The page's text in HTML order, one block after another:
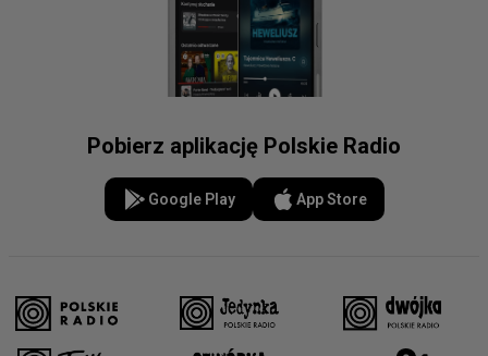
Pobierz aplikację Polskie Radio
Google Play App Store